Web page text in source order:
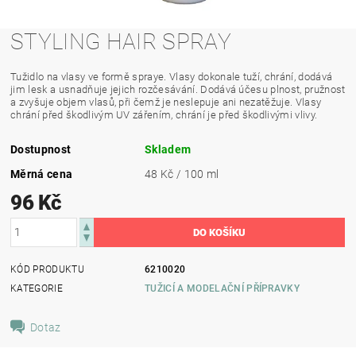
STYLING HAIR SPRAY
Tužidlo na vlasy ve formě spraye. Vlasy dokonale tuží, chrání, dodává
jim lesk a usnadňuje jejich rozčesávání. Dodává účesu plnost, pružnost
a zvyšuje objem vlasů, při čemž je neslepuje ani nezatěžuje. Vlasy
chrání před škodlivým UV zářením, chrání je před škodlivými vlivy.
Dostupnost
Skladem
Měrná cena
48 Kč / 100 ml
96 Kč
KÓD PRODUKTU
6210020
KATEGORIE
TUŽICÍ A MODELAČNÍ PŘÍPRAVKY
Dotaz